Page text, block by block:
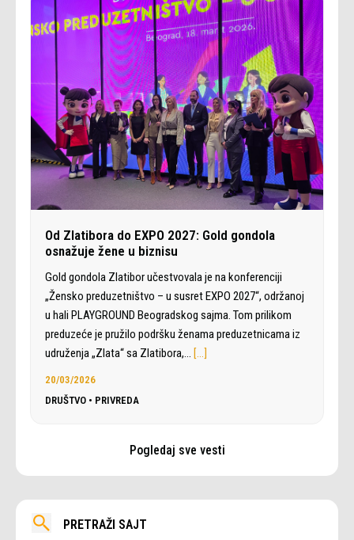
Od Zlatibora do EXPO 2027: Gold gondola
osnažuje žene u biznisu
Gold gondola Zlatibor učestvovala je na konferenciji
„Žensko preduzetništvo – u susret EXPO 2027“, održanoj
u hali PLAYGROUND Beogradskog sajma. Tom prilikom
preduzeće je pružilo podršku ženama preduzetnicama iz
udruženja „Zlata“ sa Zlatibora,… […]
20/03/2026
DRUŠTVO • PRIVREDA
Pogledaj sve vesti
PRETRAŽI SAJT